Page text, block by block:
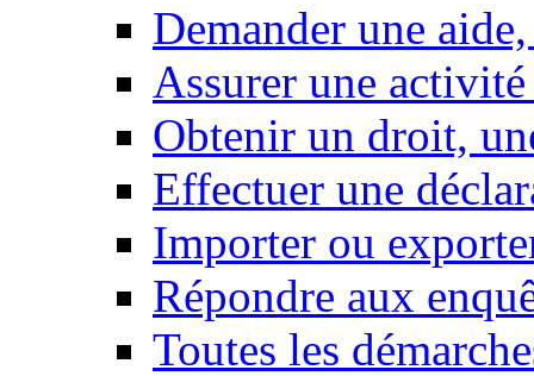
Demander une
Assurer une
Obtenir un droit,
Effectuer une
Importer ou
Répondre aux
Toutes les